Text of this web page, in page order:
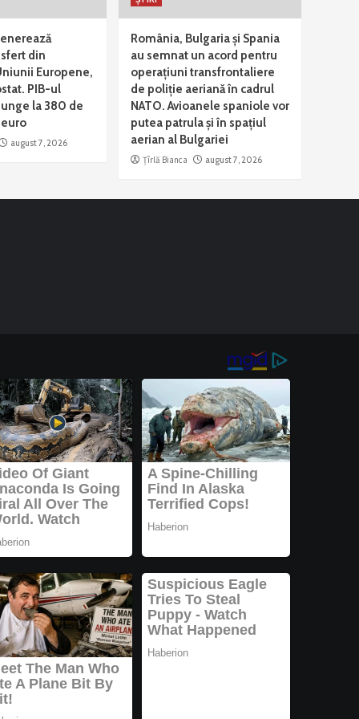
din
Europene,
PIB-ul
la 380 de
august 7, 2026
România, Bulgaria și Spania
au semnat un acord pentru
operațiuni transfrontaliere
de poliție aeriană în cadrul
NATO. Avioanele spaniole vor
putea patrula și în spațiul
aerian al Bulgariei
Țîrlă Bianca august 7, 2026